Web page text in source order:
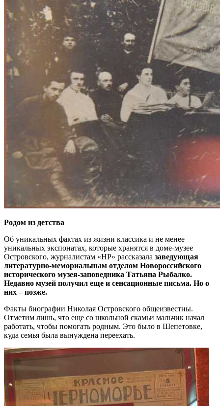
Родом из детства
Об уникальных фактах из жизни классика и не менее
уникальных экспонатах, которые хранятся в доме-музее
Островского, журналистам «НР» рассказала заведующая
литературно-мемориальным отделом Новороссийского
исторического музея-заповедника Татьяна Рыбалко.
Недавно музей получил еще и сенсационные письма. Но о
них – позже.
Факты биографии Николая Островского общеизвестны.
Отметим лишь, что еще со школьной скамьи мальчик начал
работать, чтобы помогать родным. Это было в Шепетовке,
куда семья была вынуждена переехать.